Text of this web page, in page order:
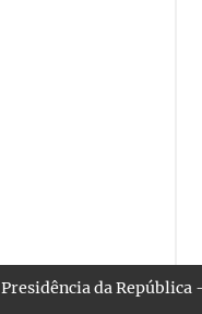
da